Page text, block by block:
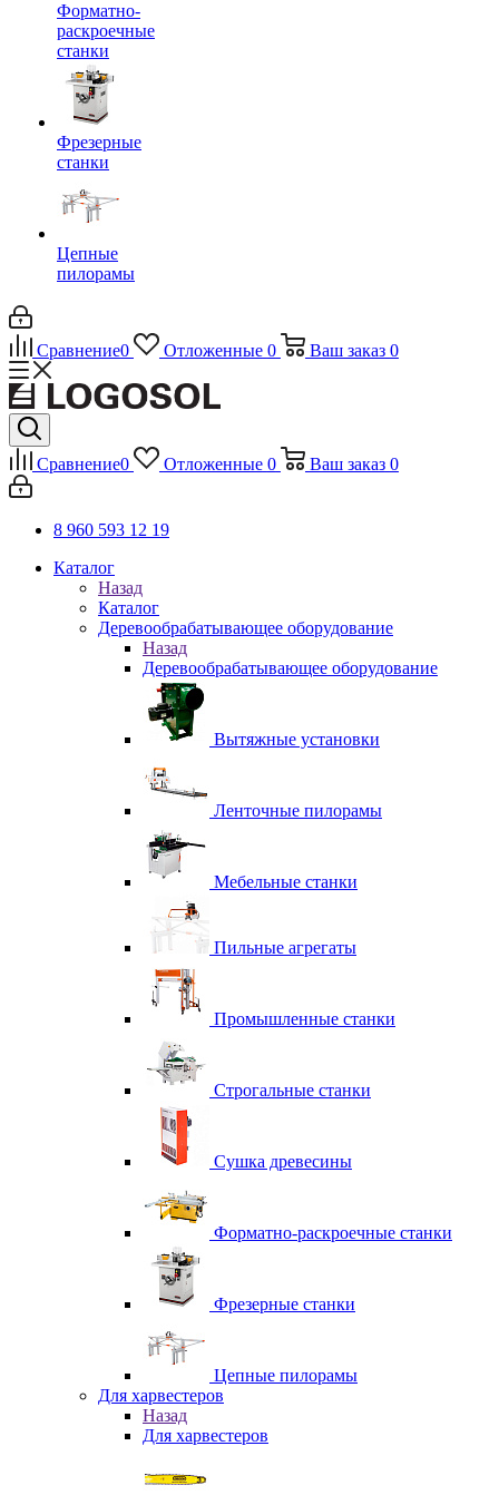
Форматно-
раскроечные
станки
Фрезерные
станки
Цепные
пилорамы
Сравнение0 Отложенные 0 Ваш заказ 0
Сравнение0 Отложенные 0 Ваш заказ 0
8 960 593 12 19
Каталог
Назад
Каталог
Деревообрабатывающее оборудование
Назад
Деревообрабатывающее оборудование
Вытяжные установки
Ленточные пилорамы
Мебельные станки
Пильные агрегаты
Промышленные станки
Строгальные станки
Сушка древесины
Форматно-раскроечные станки
Фрезерные станки
Цепные пилорамы
Для харвестеров
Назад
Для харвестеров